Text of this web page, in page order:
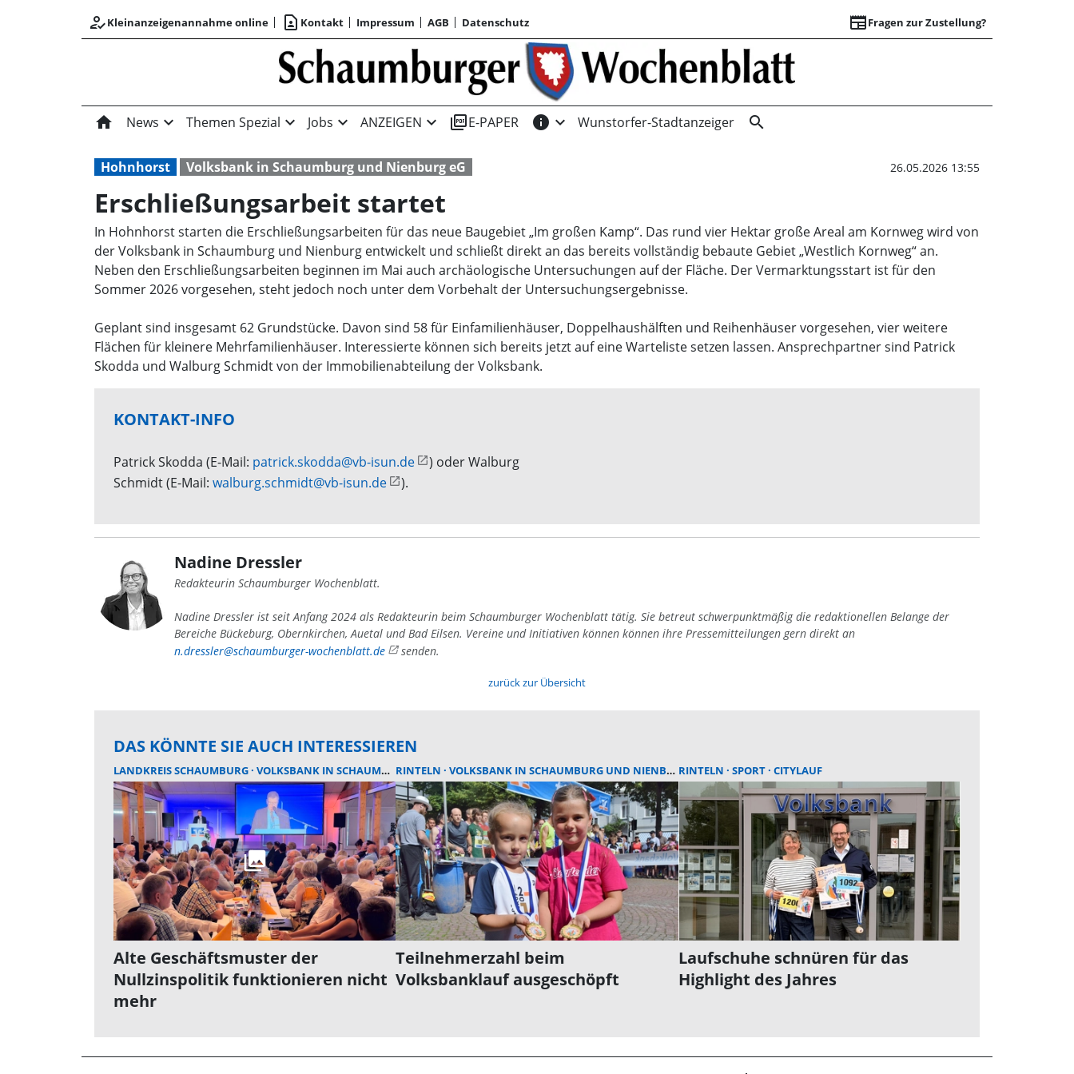
how_to_regKleinanzeigenannahme online contact_page Kontakt Impressum AGB Datenschutz newspaperFragen zur Zustellung?
home News expand_more Themen Spezial expand_more Jobs expand_more ANZEIGEN expand_more picture_as_pdfE-PAPER info expand_more Wunstorfer-Stadtanzeiger search
Hohnhorst Volksbank in Schaumburg und Nienburg eG 26.05.2026 13:55
Erschließungsarbeit startet
In Hohnhorst starten die Erschließungsarbeiten für das neue Baugebiet „Im großen Kamp“. Das rund vier Hektar große Areal am Kornweg wird von
der Volksbank in Schaumburg und Nienburg entwickelt und schließt direkt an das bereits vollständig bebaute Gebiet „Westlich Kornweg“ an.
Neben den Erschließungsarbeiten beginnen im Mai auch archäologische Untersuchungen auf der Fläche. Der Vermarktungsstart ist für den
Sommer 2026 vorgesehen, steht jedoch noch unter dem Vorbehalt der Untersuchungsergebnisse.
Geplant sind insgesamt 62 Grundstücke. Davon sind 58 für Einfamilienhäuser, Doppelhaushälften und Reihenhäuser vorgesehen, vier weitere
Flächen für kleinere Mehrfamilienhäuser. Interessierte können sich bereits jetzt auf eine Warteliste setzen lassen. Ansprechpartner sind Patrick
Skodda und Walburg Schmidt von der Immobilienabteilung der Volksbank.
KONTAKT-INFO
Patrick Skodda (E-Mail: patrick.skodda@vb-isun.de
) oder Walburg
Schmidt (E-Mail: walburg.schmidt@vb-isun.de ).
Nadine Dressler
Redakteurin Schaumburger Wochenblatt.
Nadine Dressler ist seit Anfang 2024 als Redakteurin beim Schaumburger Wochenblatt tätig. Sie betreut schwerpunktmäßig die redaktionellen Belange der
Bereiche Bückeburg, Obernkirchen, Auetal und Bad Eilsen. Vereine und Initiativen können können ihre Pressemitteilungen gern direkt an
n.dressler@schaumburger-wochenblatt.de
senden.
zurück zur Übersicht
DAS KÖNNTE SIE AUCH INTERESSIEREN
LANDKREIS SCHAUMBURG VOLKSBANK IN SCHAUMBURG UND NIENBURG EG JAHRESRÜCKBLICK
Alte Geschäftsmuster der
Nullzinspolitik funktionieren nicht
mehr
RINTELN VOLKSBANK IN SCHAUMBURG UND NIENBURG EG CITYLAUF
Teilnehmerzahl beim
Volksbanklauf ausgeschöpft
RINTELN SPORT CITYLAUF
Laufschuhe schnüren für das
Highlight des Jahres